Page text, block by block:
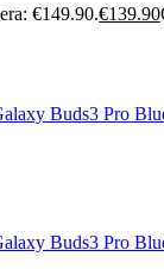
€149.90.€139.90